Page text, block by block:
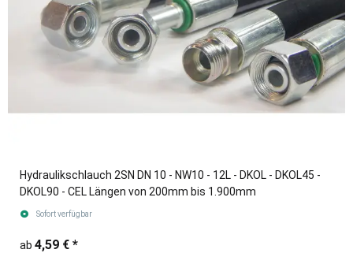
Hydraulikschlauch 2SN DN 10 - NW10 - 12L - DKOL - DKOL45 -
DKOL90 - CEL Längen von 200mm bis 1.900mm
Sofort verfügbar
ab 4,59 € *